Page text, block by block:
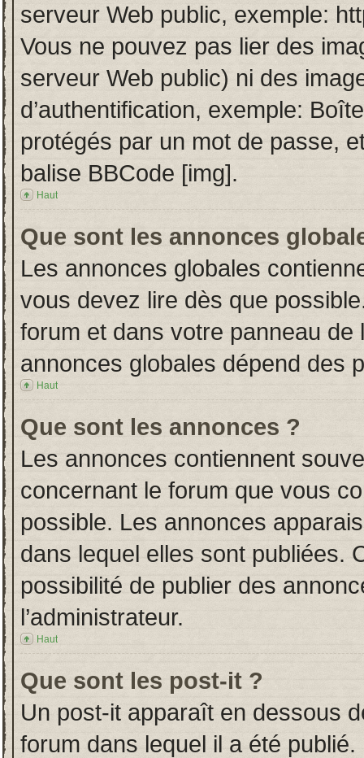
serveur Web public, exemple:
Vous ne pouvez pas lier des
serveur Web public) ni des
d’authentification, exemple:
protégés par un mot de passe,
balise BBCode [img].
Haut
Que sont les annonces
Les annonces globales
vous devez lire dès que
forum et dans votre panneau de
annonces globales dépend des
Haut
Que sont les annonces ?
Les annonces contiennent
concernant le forum que vous
possible. Les annonces
dans lequel elles sont publiées.
possibilité de publier des
l’administrateur.
Haut
Que sont les post-it ?
Un post-it apparaît en dessous
forum dans lequel il a été